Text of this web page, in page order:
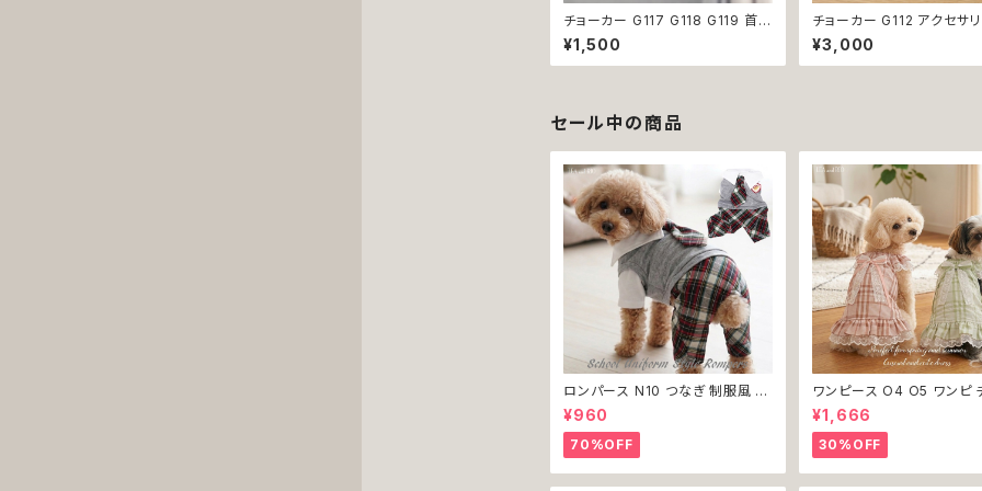
チョーカー G117 G118 G119 首輪
アクセサリー クリア キラキラ 犬 猫
ペット 極小型犬用 おしゃれ かわ
いい シンプル ピンク ゴールド 返
¥1,500
チョーカー G112 アクセサ
ース パール 犬 猫 ペット 小
おしゃれ キラキラ かわいい
ブルー ホワイト 返品交換
¥3,000
セール中の商品
ロンパース N10 つなぎ 制服風 チ
ェック柄 グレー 灰色 コスチューム
コスプレ ドッグウェア dog 犬 猫
ペット 服 犬服 洋服 オシャレ かわ
いい 小型犬 返品交換不可
¥960
70%OFF
ワンピース O4 O5 ワンピ
ク プリーツ レース 女の子
小型 猫 服 洋服 ペット dog
ウェア おしゃれ かわいい
換不可
¥1,666
30%OFF